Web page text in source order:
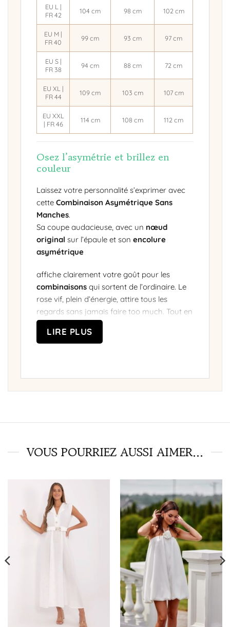
EU L |
FR 42
104 cm 98 cm 102 cm
EU M |
FR 40
99 cm 93 cm 97 cm
EU S |
FR 38
94 cm 88 cm 72 cm
EU XL |
FR 44
109 cm 103 cm 107 cm
EU XXL
| FR 46
114 cm 108 cm 112 cm
Osez l’asymétrie et brillez en
couleur
Laissez votre personnalité s’exprimer avec
cetteCombinaison Asymétrique Sans
Manches.
Sa coupe audacieuse, avec un nœud
original sur l’épaule et sonencolure
asymétrique
affiche clairement votre goût pour les
combinaisons qui sortent de l’ordinaire. Le
rose vif, plein d’énergie, attire tous les
regards sans jamais faire too much. Tout en
finesse, la taille marquée affine votre
gabarit et lesjambes légèrement évasées
la différence.
✅ Coupe évasée :
chaque pas
✅ Taille ajustée :
Silhouette affinée, juste
ce qu’il faut
✅ Matière légère
✅ Teinte rose éclatante : Un vent de
fraîcheur dans votre dressing
Combi Asymétrique sans
et laissez son énergie positive
vous accompagner, du brunch en terrasse
à la soirée cocktail. Une chose est sûre :
vous ne passerez pas inaperçue.
LIRE PLUS
VOUS POURRIEZ AUSSI AIMER...